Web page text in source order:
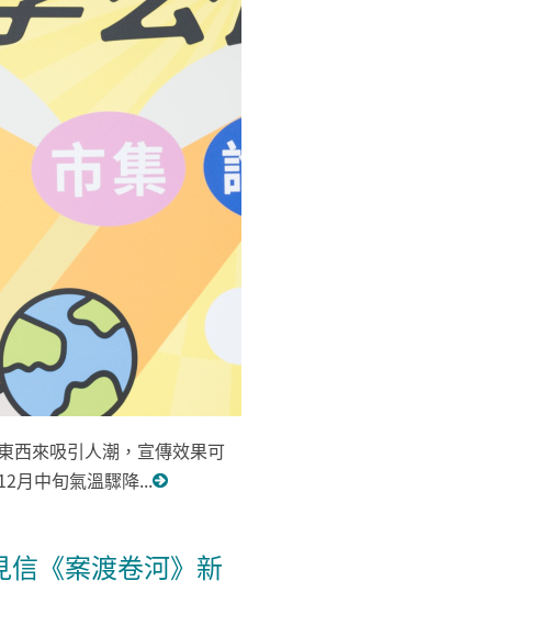
西來吸引人潮，宣傳效果可
月中旬氣溫驟降...
《案渡卷河》新